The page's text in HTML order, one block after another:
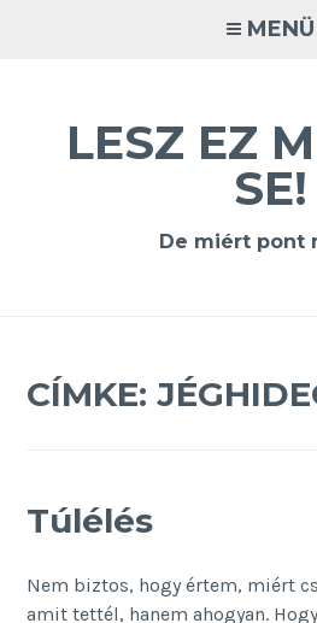
MENÜ
LESZ EZ
SE!
De miért pont
CÍMKE:
Túlélés
Nem biztos, hogy értem, miért
amit tettél, hanem ahogyan.